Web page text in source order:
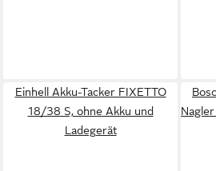
Einhell Akku-Tacker FIXETTO
18/38 S, ohne Akku und
Ladegerät